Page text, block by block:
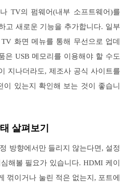
TV의 펌웨어(내부 소프트웨어)를
고 새로운 기능을 추가합니다. 일부
화면 메뉴를 통해 무선으로 업데
은 USB 메모리를 이용해야 할 수도
지나더라도, 제조사 공식 사이트를
이 있는지 확인해 보는 것이 좋습니
살펴보기
방향에서만 들리지 않는다면, 설정
해볼 필요가 있습니다. HDMI 케이
꺾이거나 눌린 적은 없는지, 포트에